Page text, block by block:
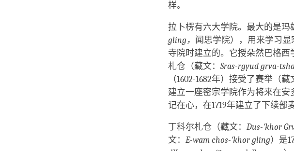
样。
拉卜楞有六大学院。最大的是玛
gling， 闻思学院），用来学习显
寺院时建立的。它授朵然巴格西
札仓（藏文： Sras-rgyud grva-
（1602-1682年）接受了赛举（藏
建立一座密宗学院作为将来在
记在心，在1719年建立了下续部
丁科尔札仓（藏文： Dus-‘khor
文： E-wam chos-‘khor gling）是